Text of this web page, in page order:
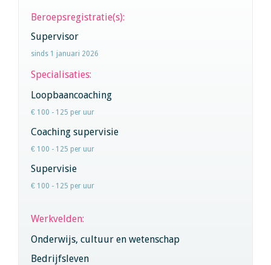
Beroepsregistratie(s):
Supervisor
sinds 1 januari 2026
Specialisaties:
Loopbaancoaching
€ 100 - 125 per uur
Coaching supervisie
€ 100 - 125 per uur
Supervisie
€ 100 - 125 per uur
Werkvelden:
Onderwijs, cultuur en wetenschap
Bedrijfsleven